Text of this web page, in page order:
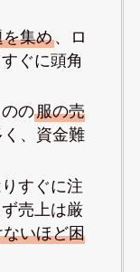
集め、ロ
ぐに頭角
の服の売
く、資金難
すぐに注
売上は厳
いほど困